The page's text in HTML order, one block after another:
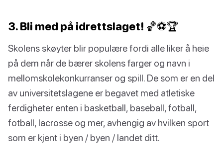
3. Bli med på idrettslaget! 🏀⚽🏆
Skolens skøyter blir populære fordi alle liker å heie
på dem når de bærer skolens farger og navn i
mellomskolekonkurranser og spill. De som er en del
av universitetslagene er begavet med atletiske
ferdigheter enten i basketball, baseball, fotball,
fotball, lacrosse og mer, avhengig av hvilken sport
som er kjent i byen / byen / landet ditt.